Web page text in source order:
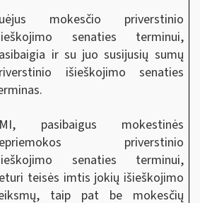
mokesčio priverstinio
senaties terminui,
ir su juo susijusių sumų
išieškojimo senaties
pasibaigus mokestinės
priverstinio
senaties terminui,
teisės imtis jokių išieškojimo
taip pat be mokesčių